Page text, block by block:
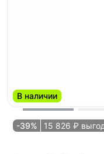
В наличии
-39% 15 826 ₽